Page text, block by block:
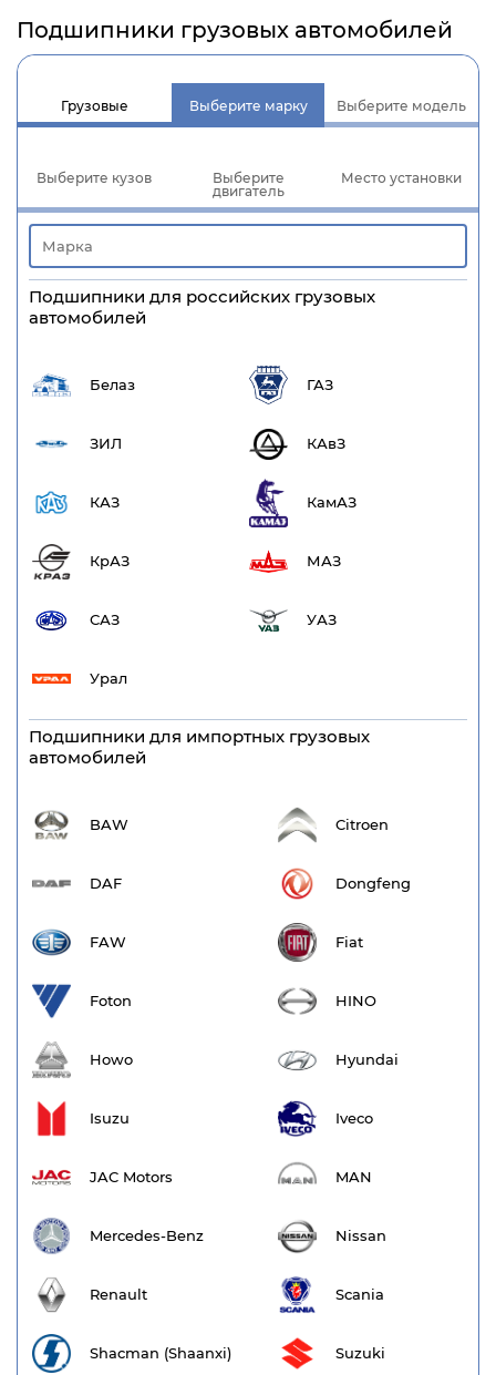
Подшипники грузовых автомобилей
Грузовые Выберите марку Выберите модель
Выберите кузов
Выберите
двигатель
Место установки
Подшипники для российских грузовых
автомобилей
Белаз ГАЗ
ЗИЛ КАвЗ
КАЗ КамАЗ
КрАЗ МАЗ
САЗ УАЗ
Урал
Подшипники для импортных грузовых
автомобилей
BAW Citroen
DAF Dongfeng
FAW Fiat
Foton HINO
Howo Hyundai
Isuzu Iveco
JAC Motors MAN
Mercedes-Benz Nissan
Renault Scania
Shacman (Shaanxi) Suzuki